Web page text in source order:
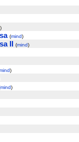
)
(mind)
II (mind)
)
mind)